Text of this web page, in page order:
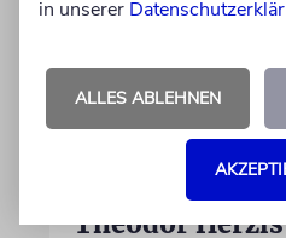
Großeltern
Theodor
in unserer
ALLES ABLEHNEN